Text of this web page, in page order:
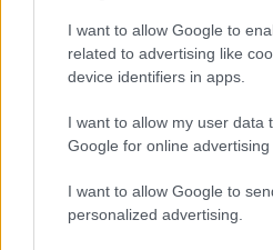
I want to allow Google to
related to advertising like
device identifiers in apps.
I want to allow my user data
Google for online advertising
I want to allow Google to
personalized advertising.
AC MilanvsManchester United
Támogatás